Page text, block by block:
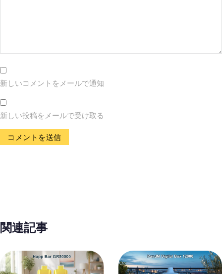
新しいコメントをメールで通知
新しい投稿をメールで受け取る
関連記事